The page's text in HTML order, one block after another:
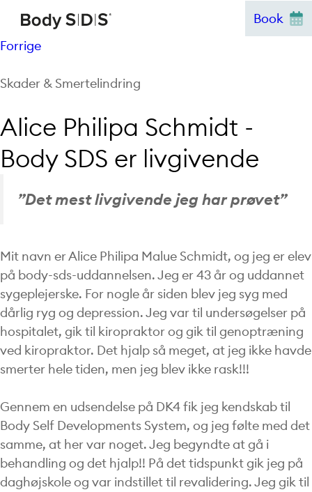
indhold
Book
Forrige
Skader & Smertelindring
Alice Philipa Schmidt -
Body SDS er livgivende
”Det mest livgivende jeg har prøvet”
Mit navn er Alice Philipa Malue Schmidt, og jeg er elev
på body-sds-uddannelsen. Jeg er 43 år og uddannet
sygeplejerske. For nogle år siden blev jeg syg med
dårlig ryg og depression. Jeg var til undersøgelser på
hospitalet, gik til kiropraktor og gik til genoptræning
ved kiropraktor. Det hjalp så meget, at jeg ikke havde
smerter hele tiden, men jeg blev ikke rask!!!
Gennem en udsendelse på DK4 fik jeg kendskab til
Body Self Developments System, og jeg følte med det
samme, at her var noget. Jeg begyndte at gå i
behandling og det hjalp!! På det tidspunkt gik jeg på
daghøjskole og var indstillet til revalidering. Jeg gik til